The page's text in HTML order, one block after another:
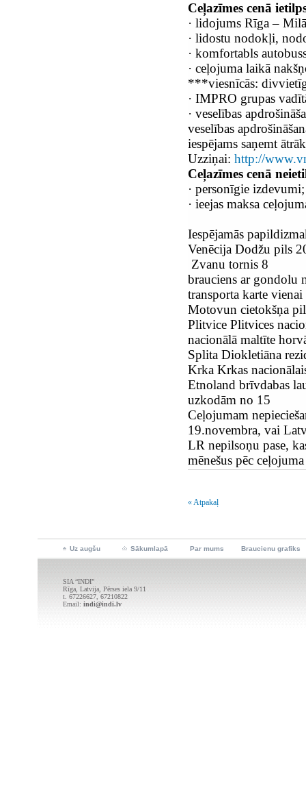
Ceļazīmes cenā
· lidojums Rīga –
· lidostu nodokļi,
· komfortabls
· ceļojuma laikā
***viesnīcās:
· IMPRO grupas
· veselības
veselības
iespējams saņemt
Uzziņai: http://
Ceļazīmes cenā
· personīgie izdevumi;
· ieejas maksa
Iespējamās
Venēcija Dodžu pils
Zvanu tornis 8
brauciens ar gondolu
transporta karte
Motovun cietokšņa
Plitvice Plitvices
nacionālā maltīte
Splita Diokletiāna
Krka Krkas
Etnoland brīvdabas
uzkodām no 15
Ceļojumam
19.novembra, vai
LR nepilsoņu pase,
mēnešus pēc
« Atpakaļ
Uz augšu Sākumlapā Par mums Braucienu grafiks
SIA “INDI”
Rīga, Latvija, Pērses iela 9/11
t. 67226627, 67210822
Email: indi@indi.lv